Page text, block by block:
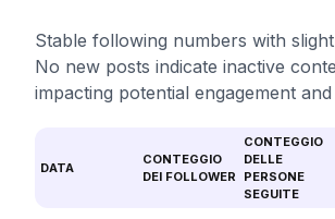
Stable following numbers with
No new posts indicate inactive
impacting potential engagement
DATA
CONTEGGIO
DEI FOLLOWER
CONTEGGIO
DELLE
PERSONE
SEGUITE